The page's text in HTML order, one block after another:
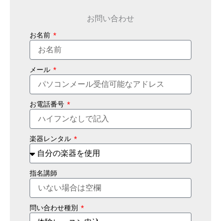
お問い合わせ
お名前
メール
お電話番号
楽器レンタル
指名講師
問い合わせ種別